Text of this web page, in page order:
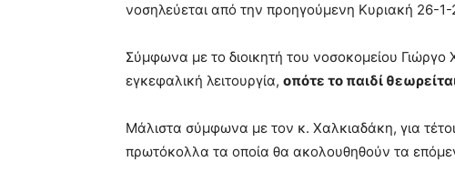
νοσηλεύεται από την προηγούμενη Κυριακή
Σύμφωνα με το διοικητή του νοσοκομείου Γιώργο
εγκεφαλική λειτουργία, οπότε το παιδί
Μάλιστα σύμφωνα με τον κ. Χαλκιαδάκη, για
πρωτόκολλα τα οποία θα ακολουθηθούν τα